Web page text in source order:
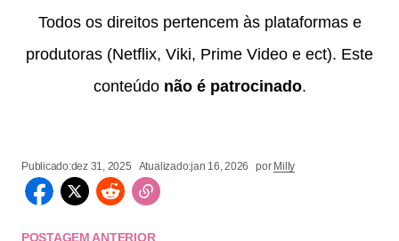
Todos os direitos pertencem às plataformas e
produtoras (Netflix, Viki, Prime Video e ect). Este
conteúdo não é patrocinado.
Publicado:dez 31, 2025 Atualizado:jan 16, 2026 por Milly
POSTAGEM ANTERIOR